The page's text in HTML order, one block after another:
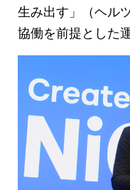
生み出す」（ヘル
協働を前提とした